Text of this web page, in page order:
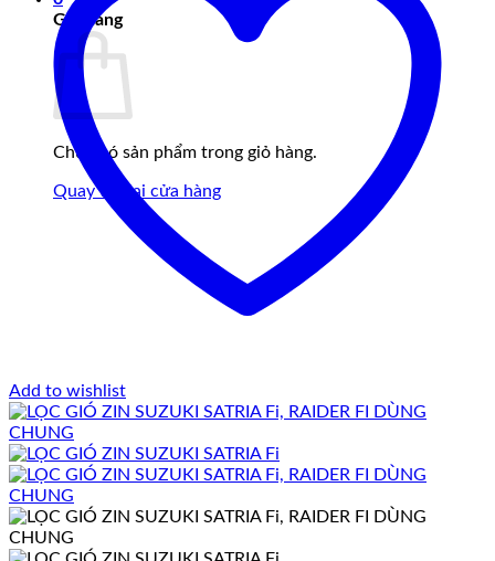
Giỏ hàng
Chưa có sản phẩm trong giỏ hàng.
Quay trở lại cửa hàng
Add to wishlist